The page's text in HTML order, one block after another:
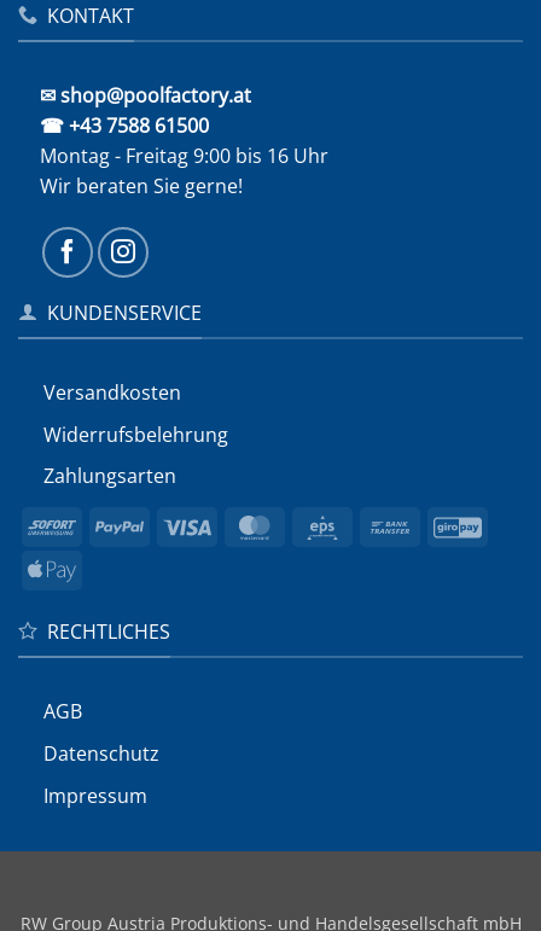
KONTAKT
✉ shop@poolfactory.at
☎ +43 7588 61500
Montag - Freitag 9:00 bis 16 Uhr
Wir beraten Sie gerne!
KUNDENSERVICE
Versandkosten
Widerrufs­belehrung
Zahlungsarten
Sofort PayPal Visa MasterCard
Eps
Bank
Apple
RECHTLICHES
AGB
Datenschutz
Impressum
RW Group Austria Produktions- und Handelsgesellschaft mbH